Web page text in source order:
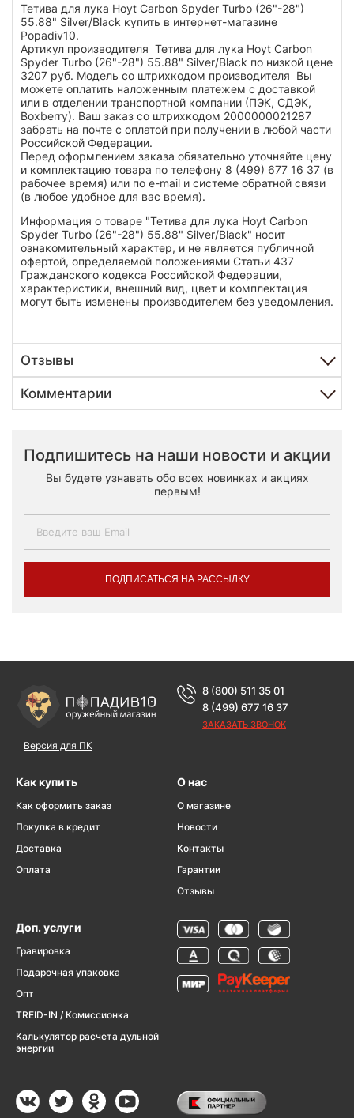
Тетива для лука Hoyt Carbon Spyder Turbo (26"-28")
55.88" Silver/Black купить в интернет-магазине
Popadiv10.
Артикул производителя Тетива для лука Hoyt Carbon
Spyder Turbo (26"-28") 55.88" Silver/Black по низкой цене
3207 руб. Модель со штрихкодом производителя Вы
можете оплатить наложенным платежем с доставкой
или в отделении транспортной компании (ПЭК, СДЭК,
Boxberry). Ваш заказ со штрихкодом 2000000021287
забрать на почте с оплатой при получении в любой части
Российской Федерации.
Перед оформлением заказа обязательно уточняйте цену
и комплектацию товара по телефону 8 (499) 677 16 37 (в
рабочее время) или по e-mail и системе обратной связи
(в любое удобное для вас время).
Информация о товаре "Тетива для лука Hoyt Carbon
Spyder Turbo (26"-28") 55.88" Silver/Black" носит
ознакомительный характер, и не является публичной
офертой, определяемой положениями Статьи 437
Гражданского кодекса Российской Федерации,
характеристики, внешний вид, цвет и комплектация
могут быть изменены производителем без уведомления.
Отзывы
Комментарии
Подпишитесь на наши новости и акции
Вы будете узнавать обо всех новинках и акциях
первым!
ПОДПИСАТЬСЯ НА РАССЫЛКУ
Версия для ПК
8 (800) 511 35 01
8 (499) 677 16 37
ЗАКАЗАТЬ ЗВОНОК
Как купить
Как оформить заказ
Покупка в кредит
Доставка
Оплата
О нас
О магазине
Новости
Контакты
Гарантии
Отзывы
Доп. услуги
Гравировка
Подарочная упаковка
Опт
TREID-IN / Комиссионка
Калькулятор расчета дульной
энергии